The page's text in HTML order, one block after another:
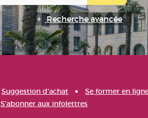
Recherche avancée
Suggestion d'achat
Se former en
S'abonner aux infolettres